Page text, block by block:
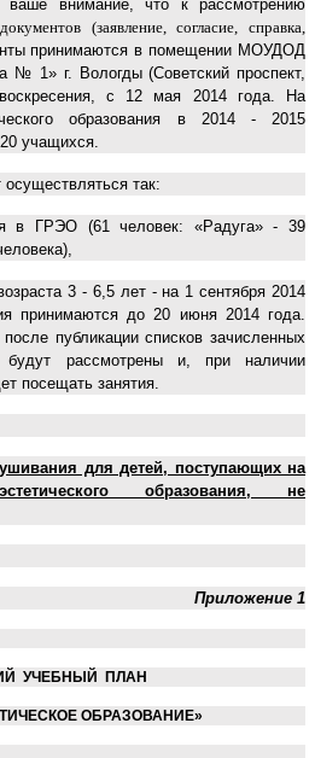
что к рассмотрению
(заявление, согласие, справка,
принимаются в помещении МОУДОД
№ 1» г. Вологды (Советский проспект,
с 12 мая 2014 года. На
образования в 2014 - 2015
учащихся.
так:
в ГРЭО (61 человек: «Радуга» - 39
3 - 6,5 лет - на 1 сентября 2014
принимаются до 20 июня 2014года.
публикации списков зачисленных
рассмотрены и, при наличии
посещать занятия.
для детей, поступающих на
образования, не
Приложение 1
УЧЕБНЫЙ ПЛАН
ОБРАЗОВАНИЕ»